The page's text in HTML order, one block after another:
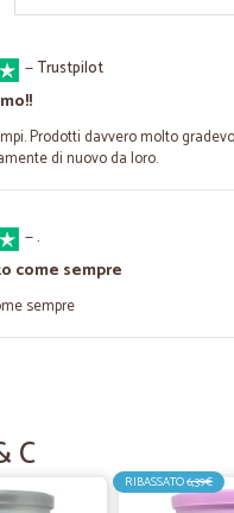
—Trustpilot
Prodotti davvero molto
di nuovo da loro.
—.
come sempre
sempre
sicuramente riordinero'
C
RIBASSATO6,39€